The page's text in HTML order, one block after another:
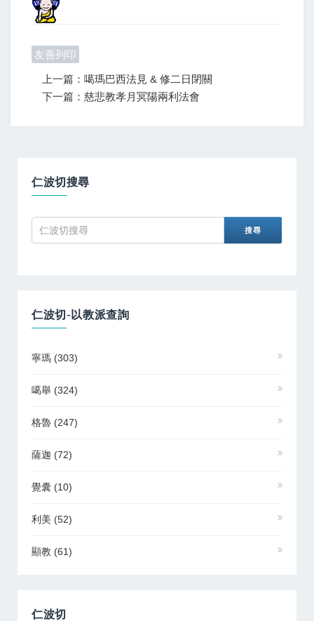
友善列印
上一篇：噶瑪巴西法見 & 修二日閉關
下一篇：慈悲教孝月冥陽兩利法會
仁波切搜尋
仁波切-以教派查詢
寧瑪 (303)
噶舉 (324)
格魯 (247)
薩迦 (72)
覺囊 (10)
利美 (52)
顯教 (61)
仁波切